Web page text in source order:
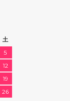
土
5
12
19
26